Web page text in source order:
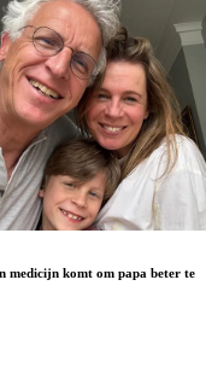
medicijn komt om papa beter te